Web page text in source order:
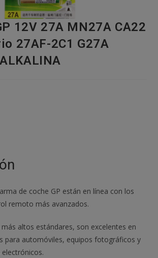
12V 27A MN27A CA22
27AF-2C1 G27A
de coche GP están en línea con los
remoto más avanzados.
altos estándares, son excelentes en
para automóviles, equipos fotográficos y